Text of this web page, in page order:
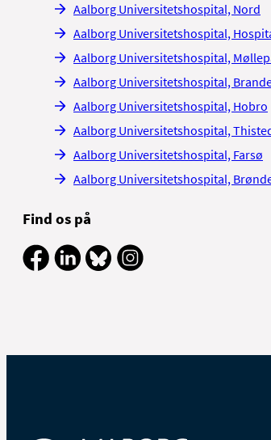
Aalborg Universitetshospital, Nord
Aalborg Universitetshospital,
Aalborg Universitetshospital,
Aalborg Universitetshospital,
Aalborg Universitetshospital, Hobro
Aalborg Universitetshospital,
Aalborg Universitetshospital, Farsø
Aalborg Universitetshospital,
Find os på